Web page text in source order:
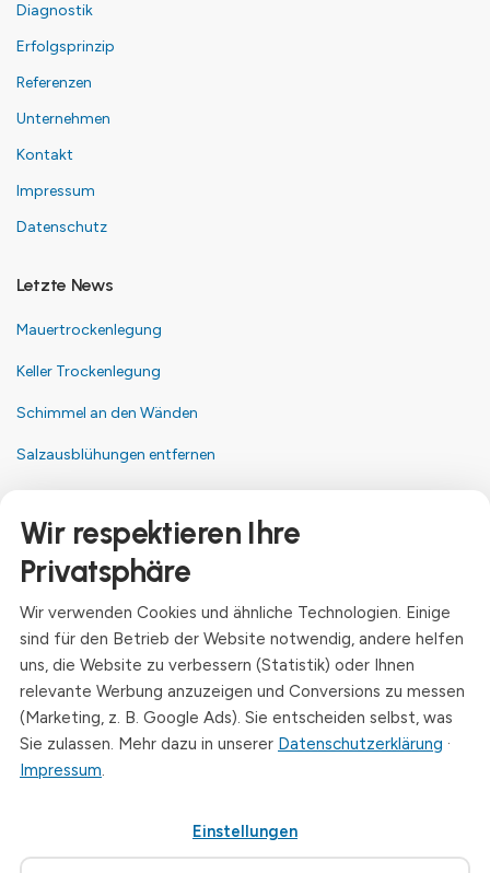
Diagnostik
Erfolgsprinzip
Referenzen
Unternehmen
Kontakt
Impressum
Datenschutz
Letzte News
Mauertrockenlegung
Keller Trockenlegung
Schimmel an den Wänden
Salzausblühungen entfernen
Anschrift
Dresdner Straße 24, 09577 Niederwiesa
Telefon
+49 (0)3726 - 720 560
E-Mail
info@drymat.de
Öffnungszeiten
Mo-Fr: 08:00 - 15:00 Uhr
Wir respektieren Ihre
Privatsphäre
Wir verwenden Cookies und ähnliche Technologien. Einige
sind für den Betrieb der Website notwendig, andere helfen
uns, die Website zu verbessern (Statistik) oder Ihnen
relevante Werbung anzuzeigen und Conversions zu messen
(Marketing, z. B. Google Ads). Sie entscheiden selbst, was
Sie zulassen. Mehr dazu in unserer Datenschutzerklärung ·
Impressum.
Einstellungen